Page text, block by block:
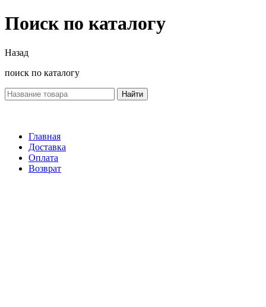
Поиск по каталогу
Назад
поиск по каталогу
Найти
Главная
Доставка
Оплата
Возврат